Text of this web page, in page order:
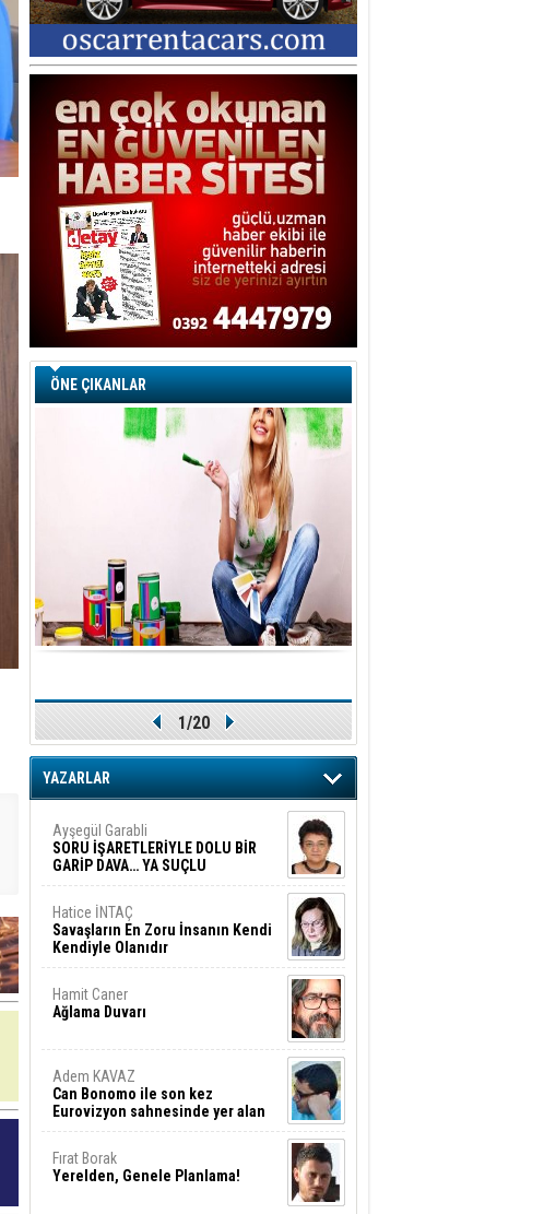
ÖNE ÇIKANLAR
1/20
YAZARLAR
Ayşegül Garabli
SORU İŞARETLERİYLE DOLU BİR
GARİP DAVA… YA SUÇLU
DEĞİLSE???
Hatice İNTAÇ
Savaşların En Zoru İnsanın Kendi
Kendiyle Olanıdır
Hamit Caner
Ağlama Duvarı
Adem KAVAZ
Can Bonomo ile son kez
Eurovizyon sahnesinde yer alan
Türkiye 10 yıl aradan sonra
Fırat Borak
Yerelden, Genele Planlama!